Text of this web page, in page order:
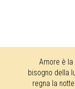
Amore è
bisogno della
regna la